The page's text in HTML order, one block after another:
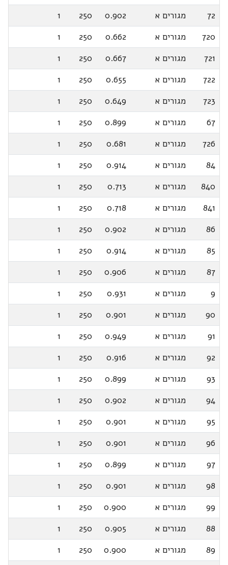
72 מגורים א 0.902
250
1
720
מגורים א 0.662
250
1
721
מגורים א 0.667
250
1
722
מגורים א 0.655
250
1
723
מגורים א 0.649
250
1
67
מגורים א 0.899
250
1
726
מגורים א 0.681
250
1
84
מגורים א 0.914
250
1
840
מגורים א 0.713
250
1
841
מגורים א 0.718
250
1
86
מגורים א 0.902
250
1
85
מגורים א 0.914
250
1
87
מגורים א 0.906
250
1
9
מגורים א 0.931
250
1
90
מגורים א 0.901
250
1
91
מגורים א 0.949
250
1
92
מגורים א 0.916
250
1
93
מגורים א 0.899
250
1
94
מגורים א 0.902
250
1
95
מגורים א 0.901
250
1
96
מגורים א 0.901
250
1
97
מגורים א 0.899
250
1
98
מגורים א 0.901
250
1
99
מגורים א 0.900
250
1
88
מגורים א 0.905
250
1
89
מגורים א 0.900
250
1